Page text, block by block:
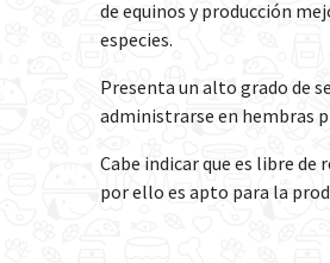
de equinos y producción
especies.
Presenta un alto grado de
administrarse en hembras
Cabe indicar que es libre
por ello es apto para la